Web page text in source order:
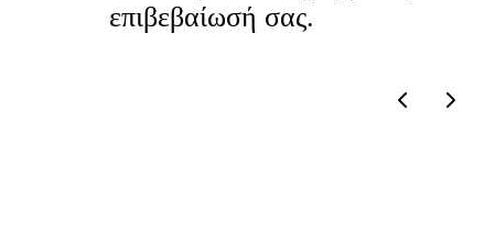
επιβεβαίωσή σας.